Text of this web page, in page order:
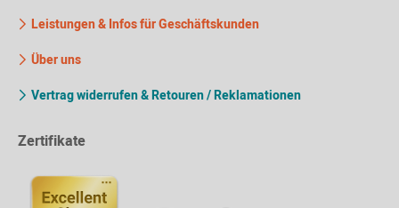
Leistungen & Infos für Geschäftskunden
Über uns
Vertrag widerrufen & Retouren / Reklamationen
Zertifikate